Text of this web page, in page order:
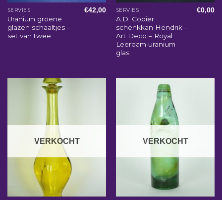
SERVIES
Uranium groene
glazen schaaltjes –
set van twee
€42,00 SERVIES
A.D. Copier
schenkkan Hendrik –
Art Deco – Royal
Leerdam uranium
glas
€0,00
VERKOCHT VERKOCHT